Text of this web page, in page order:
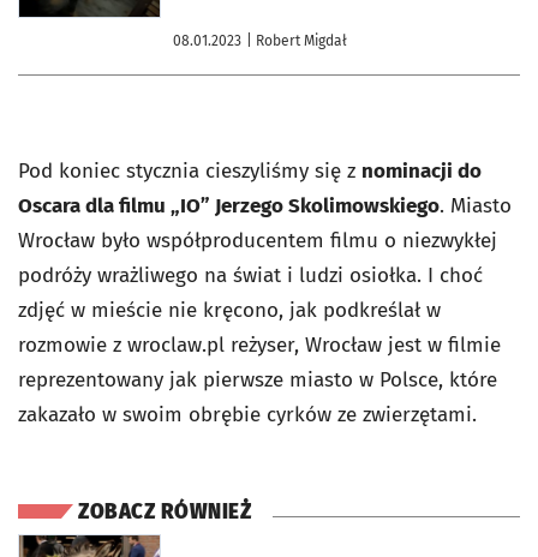
08.01.2023 | Robert Migdał
Pod koniec stycznia cieszyliśmy się z nominacji do
Oscara dla filmu „IO” Jerzego Skolimowskiego. Miasto
Wrocław było współproducentem filmu o niezwykłej
podróży wrażliwego na świat i ludzi osiołka. I choć
zdjęć w mieście nie kręcono, jak podkreślał w
rozmowie z wroclaw.pl reżyser, Wrocław jest w filmie
reprezentowany jak pierwsze miasto w Polsce, które
zakazało w swoim obrębie cyrków ze zwierzętami.
ZOBACZ RÓWNIEŻ
otworzy się w nowej karcie